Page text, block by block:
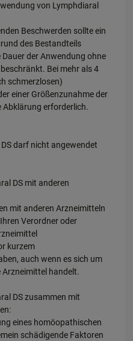
von Lymphdiaral
Beschwerden sollte ein
des Bestandteils
der Anwendung ohne
Bei mehr als 4
schmerzlosen)
einer Größenzunahme der
Abklärung erforderlich.
DS darf nicht angewendet
DS mit anderen
mit anderen Arzneimitteln
Verordner oder
kurzem
auch wenn es sich um
handelt.
DS zusammen mit
eines homöopathischen
schädigende Faktoren